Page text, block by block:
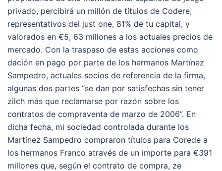
privado, percibirá un millón de títulos de Codere,
representativos del just one, 81% de tu capital, y
valorados en €5, 63 millones a los actuales precios de
mercado. Con la traspaso de estas acciones como
dación en pago por parte de los hermanos Martínez
Sampedro, actuales socios de referencia de la firma,
algunas dos partes “se dan por satisfechas sin tener
zilch más que reclamarse por razón sobre los
contratos de compraventa de marzo de 2006”. En
dicha fecha, mi sociedad controlada durante los
Martínez Sampedro compraron títulos para Corede a
los hermanos Franco através de un importe para €391
millones que, según el contrato de compra, ze